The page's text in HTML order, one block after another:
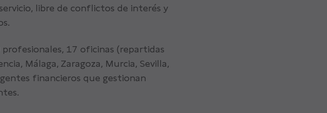
libre de conflictos de interés y
17 oficinas (repartidas
Málaga, Zaragoza, Murcia, Sevilla,
financieros que gestionan